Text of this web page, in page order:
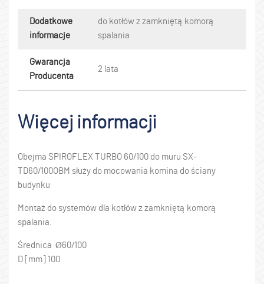
Dodatkowe
informacje
do kotłów z zamkniętą komorą
spalania
Gwarancja
Producenta
2 lata
Więcej informacji
Obejma SPIROFLEX TURBO 60/100 do muru SX-
TD60/100OBM służy do mocowania komina do ściany
budynku
Montaż do systemów dla kotłów z zamkniętą komorą
spalania.
Średnica Ø60/100
D [mm] 100